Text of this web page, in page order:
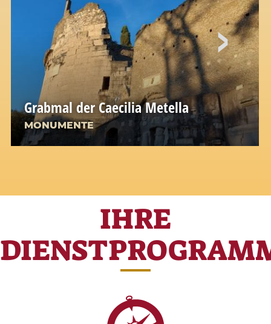
Grabmal der Caecilia Metella
MONUMENTE
IHRE